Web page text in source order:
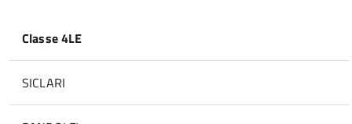
Classe 4LE
SICLARI